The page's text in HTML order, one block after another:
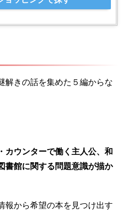
解きの話を集めた５編からな
カウンターで働く主人公、和
書館に関する問題意識が描か
報から希望の本を見つけ出す